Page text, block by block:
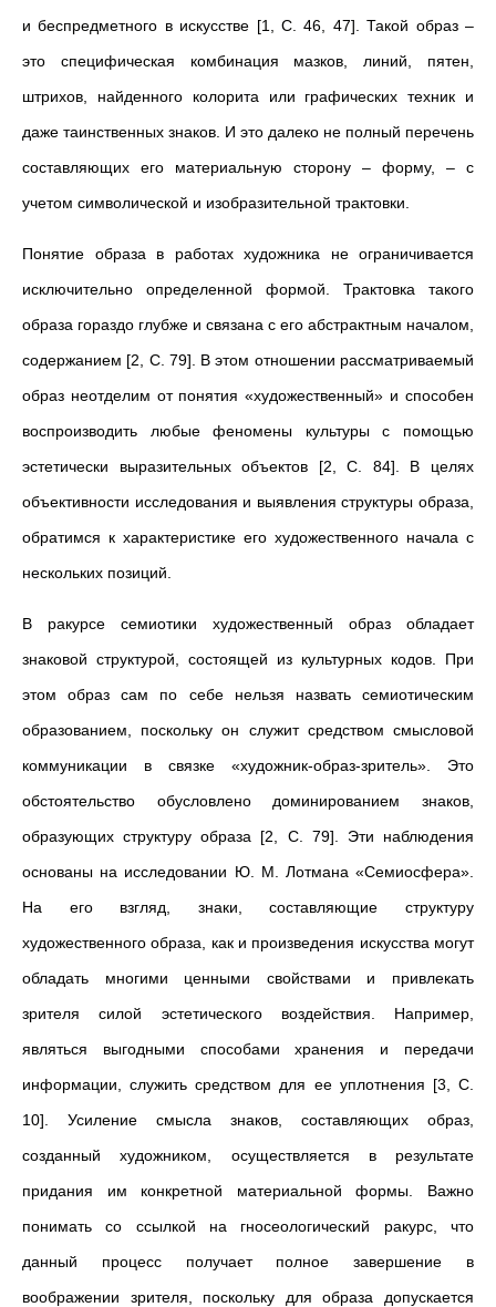
и беспредметного в искусстве [1, С. 46, 47]. Такой образ –
это специфическая комбинация мазков, линий, пятен,
штрихов, найденного колорита или графических техник и
даже таинственных знаков. И это далеко не полный перечень
составляющих его материальную сторону – форму, – с
учетом символической и изобразительной трактовки.
Понятие образа в работах художника не ограничивается
исключительно определенной формой. Трактовка такого
образа гораздо глубже и связана с его абстрактным началом,
содержанием [2, С. 79]. В этом отношении рассматриваемый
образ неотделим от понятия «художественный» и способен
воспроизводить любые феномены культуры с помощью
эстетически выразительных объектов [2, С. 84]. В целях
объективности исследования и выявления структуры образа,
обратимся к характеристике его художественного начала с
нескольких позиций.
В ракурсе семиотики художественный образ обладает
знаковой структурой, состоящей из культурных кодов. При
этом образ сам по себе нельзя назвать семиотическим
образованием, поскольку он служит средством смысловой
коммуникации в связке «художник-образ-зритель». Это
обстоятельство обусловлено доминированием знаков,
образующих структуру образа [2, С. 79]. Эти наблюдения
основаны на исследовании Ю. М. Лотмана «Семиосфера».
На его взгляд, знаки, составляющие структуру
художественного образа, как и произведения искусства могут
обладать многими ценными свойствами и привлекать
зрителя силой эстетического воздействия. Например,
являться выгодными способами хранения и передачи
информации, служить средством для ее уплотнения [3, С.
10]. Усиление смысла знаков, составляющих образ,
созданный художником, осуществляется в результате
придания им конкретной материальной формы. Важно
понимать со ссылкой на гносеологический ракурс, что
данный процесс получает полное завершение в
воображении зрителя, поскольку для образа допускается